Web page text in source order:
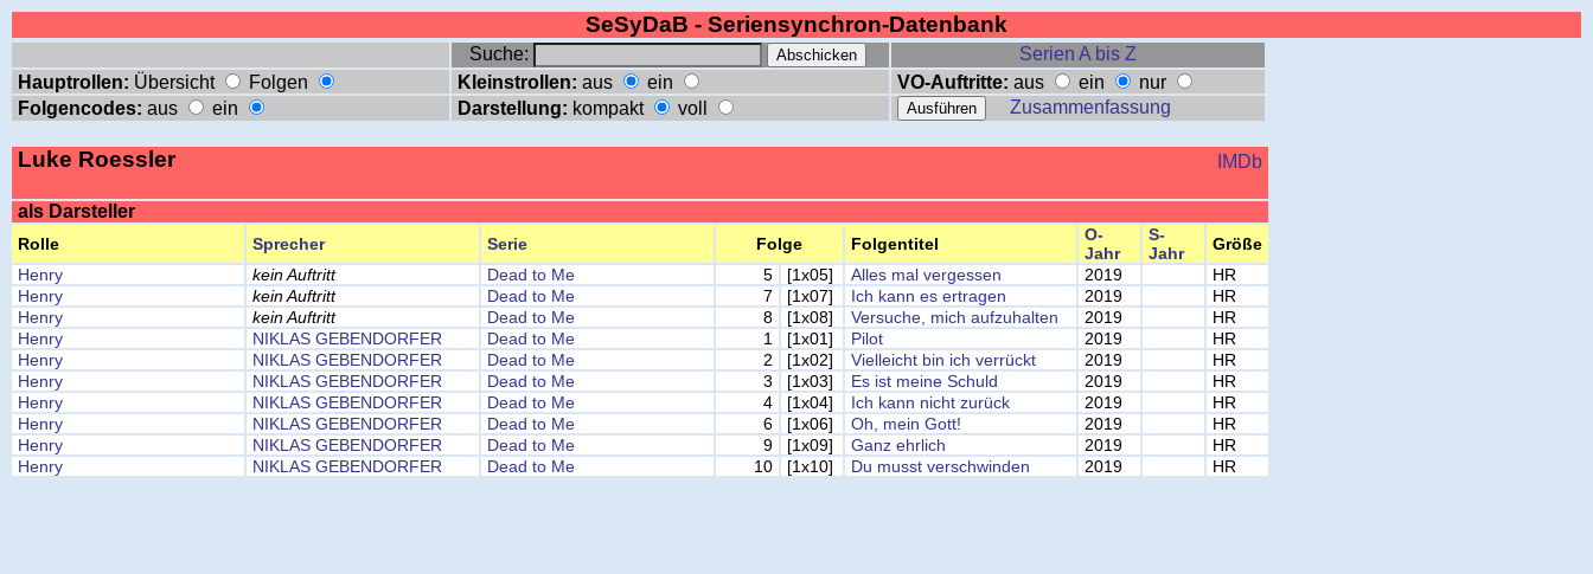
SeSyDaB - Seriensynchron-Datenbank
Suche:
Serien A bis Z
Hauptrollen: Übersicht Folgen Kleinstrollen: aus ein VO-Auftritte: aus ein
nur
Folgencodes: aus ein Darstellung: kompakt voll Zusammenfassung
Luke Roessler IMDb
als Darsteller
Rolle Sprecher Serie Folge Folgentitel
O-
Jahr
S-
Jahr
Größe
Henry
kein Auftritt Dead to Me 5 [1x05] Alles mal vergessen 2019
HR
Henry
kein Auftritt Dead to Me 7 [1x07] Ich kann es ertragen 2019
HR
Henry
kein Auftritt Dead to Me 8 [1x08] Versuche, mich aufzuhalten 2019
HR
Henry
NIKLAS GEBENDORFER Dead to Me 1 [1x01] Pilot 2019
HR
Henry
NIKLAS GEBENDORFER Dead to Me 2 [1x02] Vielleicht bin ich verrückt 2019
HR
Henry
NIKLAS GEBENDORFER Dead to Me 3 [1x03] Es ist meine Schuld 2019
HR
Henry
NIKLAS GEBENDORFER Dead to Me 4 [1x04] Ich kann nicht zurück 2019
HR
Henry
NIKLAS GEBENDORFER Dead to Me 6 [1x06] Oh, mein Gott! 2019
HR
Henry
NIKLAS GEBENDORFER Dead to Me 9 [1x09] Ganz ehrlich 2019
HR
Henry
NIKLAS GEBENDORFER Dead to Me 10 [1x10] Du musst verschwinden 2019 HR